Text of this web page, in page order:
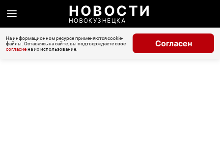
НОВОСТИ
НОВОКУЗНЕЦКА
На информационном ресурсе применяются cookie-
файлы. Оставаясь на сайте, вы подтверждаете свое
согласиена их использование.
Согласен